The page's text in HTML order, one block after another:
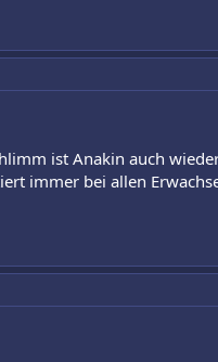
ist Anakin auch
immer bei allen